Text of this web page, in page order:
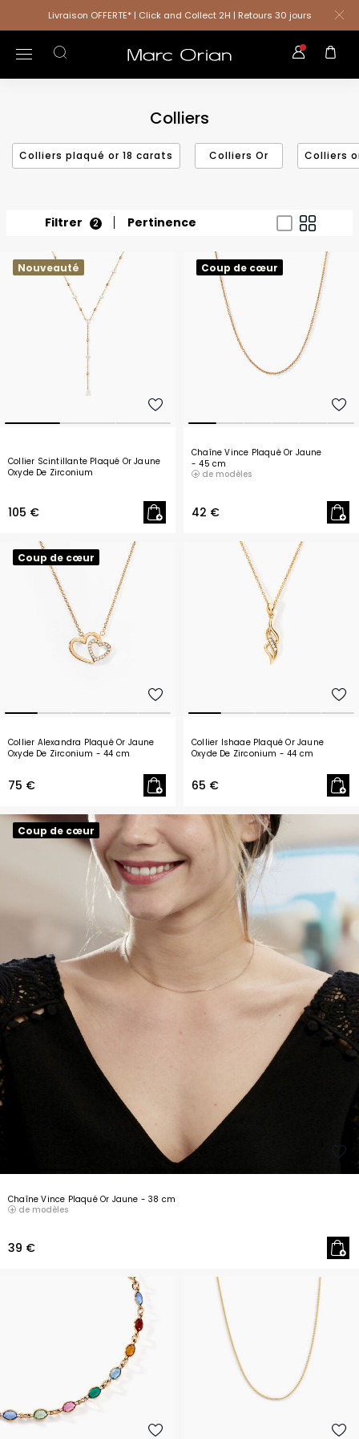
Livraison OFFERTE* | Click and Collect 2H | Retours 30 jours
Colliers
Colliers plaqué or 18 carats Colliers Or Colliers
Filtrer 2 Pertinence
Nouveauté
Collier Scintillante Plaqué Or Jaune
Oxyde De Zirconium
105 €
Coup de cœur
Chaîne Vince Plaqué Or Jaune
- 45 cm
de modèles
42 €
Coup de cœur
Collier Alexandra Plaqué Or Jaune
Oxyde De Zirconium - 44 cm
75 €
Collier Ishaae Plaqué Or Jaune
Oxyde De Zirconium - 44 cm
65 €
Coup de cœur
Chaîne Vince Plaqué Or Jaune - 38 cm
de modèles
39 €